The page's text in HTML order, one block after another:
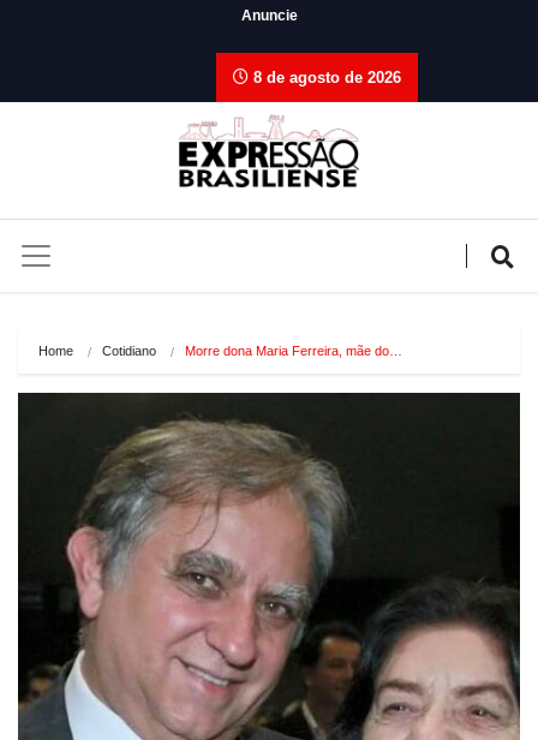
Anuncie
8 de agosto de 2026
Home Cotidiano Morre dona Maria Ferreira, mãe do…